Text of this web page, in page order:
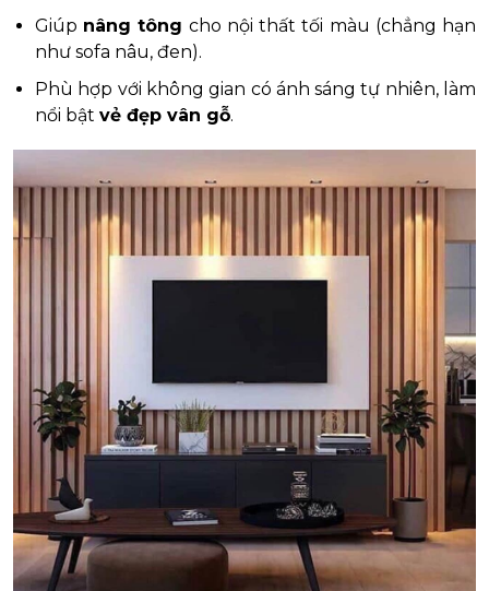
Giúp nâng tông cho nội thất tối màu (chẳng hạn
như sofa nâu, đen).
Phù hợp với không gian có ánh sáng tự nhiên, làm
nổi bật vẻ đẹp vân gỗ.